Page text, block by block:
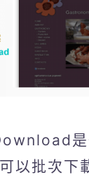
以批次下